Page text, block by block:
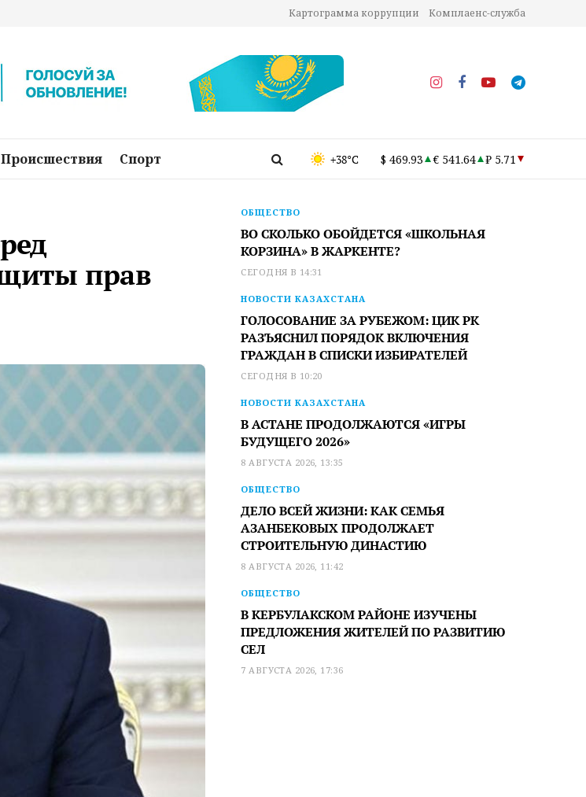
Картограмма коррупции Комплаенс-служба
Происшествия Спорт +38°C $ 469.93 € 541.64 ₽ 5.71
прав
ОБЩЕСТВО
ВО СКОЛЬКО ОБОЙДЕТСЯ «ШКОЛЬНАЯ
КОРЗИНА» В ЖАРКЕНТЕ?
СЕГОДНЯ В 14:31
НОВОСТИ КАЗАХСТАНА
ГОЛОСОВАНИЕ ЗА РУБЕЖОМ: ЦИК РК
РАЗЪЯСНИЛ ПОРЯДОК ВКЛЮЧЕНИЯ
ГРАЖДАН В СПИСКИ ИЗБИРАТЕЛЕЙ
СЕГОДНЯ В 10:20
НОВОСТИ КАЗАХСТАНА
В АСТАНЕ ПРОДОЛЖАЮТСЯ «ИГРЫ
БУДУЩЕГО 2026»
8 АВГУСТА 2026, 13:35
ОБЩЕСТВО
ДЕЛО ВСЕЙ ЖИЗНИ: КАК СЕМЬЯ
АЗАНБЕКОВЫХ ПРОДОЛЖАЕТ
СТРОИТЕЛЬНУЮ ДИНАСТИЮ
8 АВГУСТА 2026, 11:42
ОБЩЕСТВО
В КЕРБУЛАКСКОМ РАЙОНЕ ИЗУЧЕНЫ
ПРЕДЛОЖЕНИЯ ЖИТЕЛЕЙ ПО РАЗВИТИЮ
СЕЛ
7 АВГУСТА 2026, 17:36